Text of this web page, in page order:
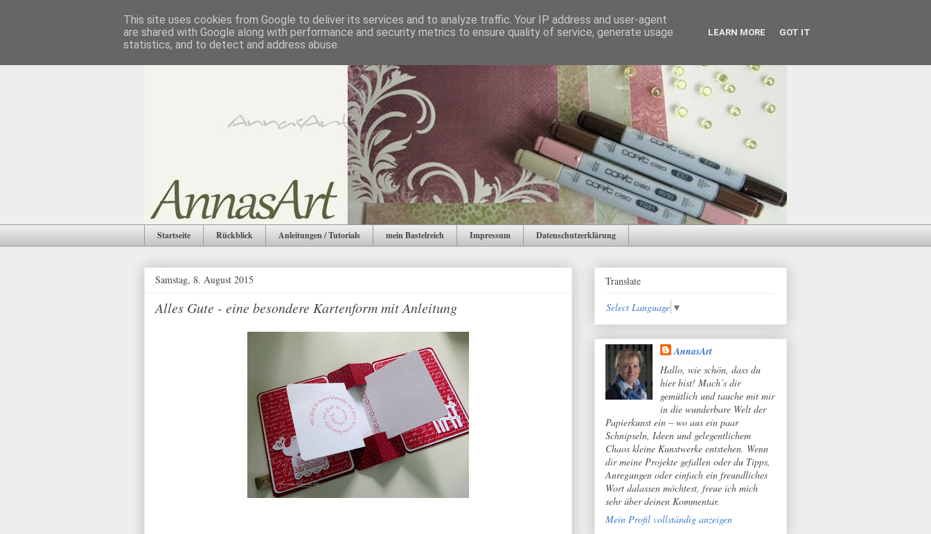
Startseite Rückblick Anleitungen / Tutorials mein Bastelreich Impressum Datenschutzerklärung
Samstag, 8. August 2015
Alles Gute - eine besondere Kartenform mit Anleitung
Translate
Select Language ▼
AnnasArt
Hallo, wie schön, dass du
hier bist! Mach’s dir
gemütlich und tauche mit mir
in die wunderbare Welt der
Papierkunst ein – wo aus ein paar
Schnipseln, Ideen und gelegentlichem
Chaos kleine Kunstwerke entstehen. Wenn
dir meine Projekte gefallen oder du Tipps,
Anregungen oder einfach ein freundliches
Wort dalassen möchtest, freue ich mich
sehr über deinen Kommentar.
Mein Profil vollständig anzeigen
This site uses cookies from Google to deliver its services and to analyze traffic. Your IP address and user-agent
are shared with Google along with performance and security metrics to ensure quality of service, generate usage
statistics, and to detect and address abuse.
LEARN MORE GOT IT